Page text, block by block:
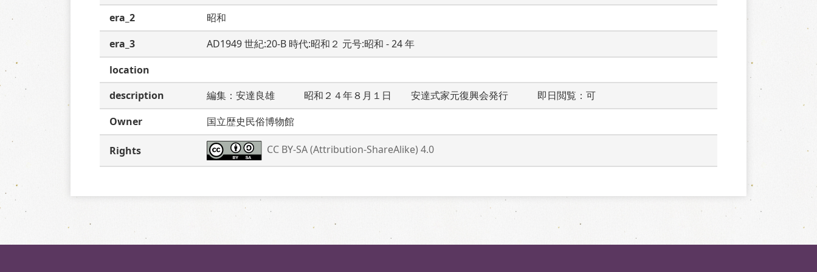
era_2
昭和
era_3
AD1949 世紀:20-B 時代:昭和２ 元号:昭和 - 24 年
location
description
編集：安達良雄　　　昭和２４年８月１日　　安達式家元復興会発行　　　即日閲覧：可
Owner
国立歴史民俗博物館
Rights CC BY-SA (Attribution-ShareAlike) 4.0